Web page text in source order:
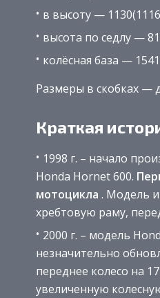
в высоту —
высота по седлу —
колёсная база —
Размеры в скобках —
Краткая
1998 г. – начало
Honda Hornet 600.
мотоцикла . Модель
хребтовую раму,
2000 г. – модель
незначительно
переднее колесо на
увеличенную